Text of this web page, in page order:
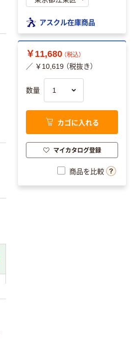
アスクル在庫商品
￥11,680 （税込）
／ ￥10,619 （税抜き）
数量
カゴに入れる
マイカタログ登録
商品を比較